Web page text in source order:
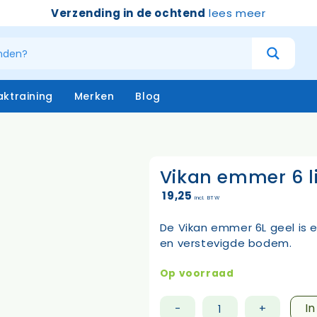
Verzending in de ochtend lees meer
Handschoenen
Emmers
Vloertrekkers
Schrapers –
Sponzen
Merken Blog
Vikan emmer 6
19,25 incl. BTW
De Vikan emmer 6L geel
en verstevigde bodem.
Op voorraad
- +